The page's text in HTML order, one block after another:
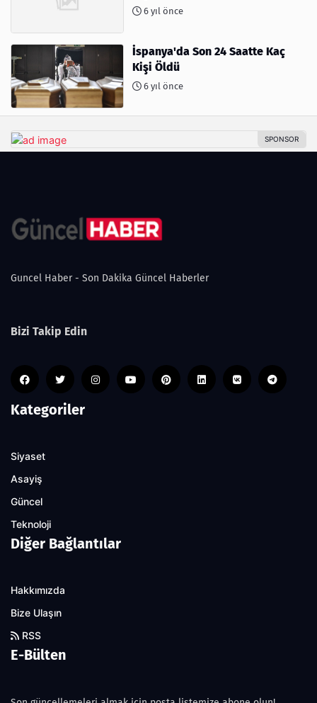
6 yıl önce
İspanya'da Son 24 Saatte Kaç
Kişi Öldü
6 yıl önce
Guncel Haber - Son Dakika Güncel Haberler
Bizi Takip Edin
Kategoriler
Siyaset
Asayiş
Güncel
Teknoloji
Diğer Bağlantılar
Hakkımızda
Bize Ulaşın
RSS
E-Bülten